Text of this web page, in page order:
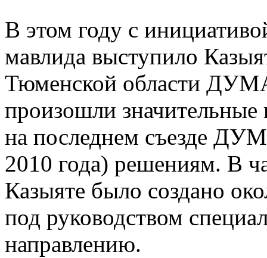
В этом году с
мавлида выступило
Тюменской области
произошли
на последнем съезде
2010 года) решениям. В
Казыяте было создано
под руководством
направлению.